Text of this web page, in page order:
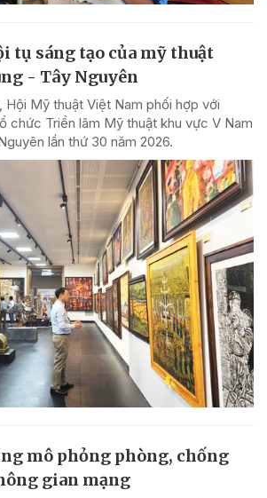
tụ sáng tạo của mỹ thuật
- Tây Nguyên
Hội Mỹ thuật Việt Nam phối hợp với
chức Triển lãm Mỹ thuật khu vực V Nam
lần thứ 30 năm 2026.
mô phỏng phòng, chống
gian mạng